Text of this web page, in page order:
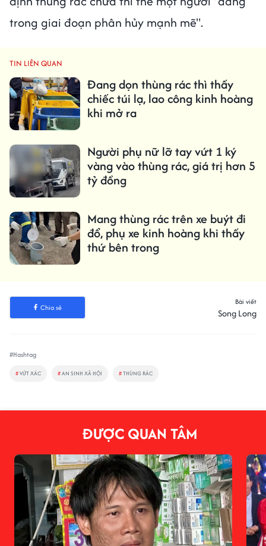
trong giai đoạn phân hủy mạnh mẽ".
TIN LIÊN QUAN
Đang dọn thùng rác thì thấy
chiếc túi lạ, lao công kinh hoàng
khi mở ra
Người phụ nữ lỡ tay vứt 1 ký
vàng vào thùng rác, giá trị hơn 5
tỷ đồng
Mang thùng rác trên xe buýt đi
đổ, phụ xe kinh hoàng khi thấy
thứ bên trong
Chia sẻ
Bài viết
Song Long
#Hashtag
#VỨT XÁC #AN SINH XÃ HỘI #THÙNG RÁC
ĐƯỢC QUAN TÂM